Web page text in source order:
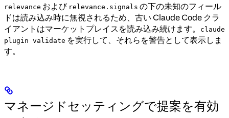
relevance および relevance.signals の下の未知のフィール
ドは読み込み時に無視されるため、古い Claude Code クラ
イアントはマーケットプレイスを読み込み続けます。
claude
plugin validate を実行して、それらを警告として表示しま
す。
マネージドセッティングで提案を有効